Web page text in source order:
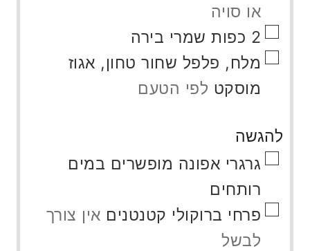
או סויה
▢
2 כפות שמרי בירה
▢ מלח, פלפל שחור טחון, אגוז
מוסקט לפי הטעם
להגשה
▢ גרגרי אפונה מופשרים במים
רותחים
▢ פרחי ברוקולי קטנטנים אין צורך
לבשל